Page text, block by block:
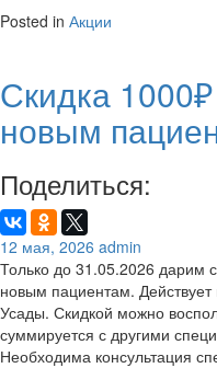
Posted in Акции
Скидка
новым
Поделиться:
12 мая, 2026 admin
Только до 31.05.2026 дарим
новым пациентам.
Усады. Скидкой можно
суммируется с другими
Необходима консультация